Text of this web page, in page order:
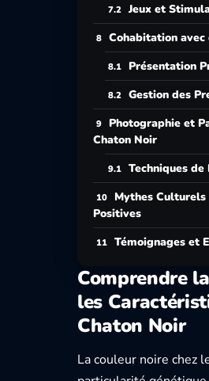
Jeux et
Cohabitation
Présentation
Gestion des
Photographie et
Chaton Noir
Techniques de
Mythes
Positives
Témoignages et
Comprendre
les
Chaton Noir
La couleur noire chez